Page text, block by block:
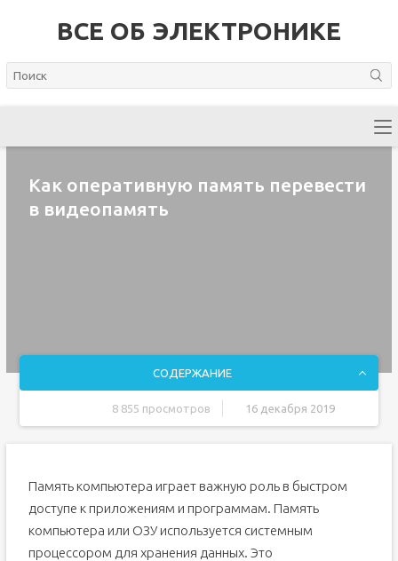
ВСЕ ОБ ЭЛЕКТРОНИКЕ
Как оперативную память перевести
в видеопамять
СОДЕРЖАНИЕ
8 855 просмотров 16 декабря 2019
Увеличение выделенного видео RAM в Windows 10
Проверьте количество VRAM на вашей видеокарте
Увеличьте выделенную видео память на вашей
видеокарте из BIOS
Память компьютера играет важную роль в быстром
доступе к приложениям и программам. Память
компьютера или ОЗУ используется системным
процессором для хранения данных. Это